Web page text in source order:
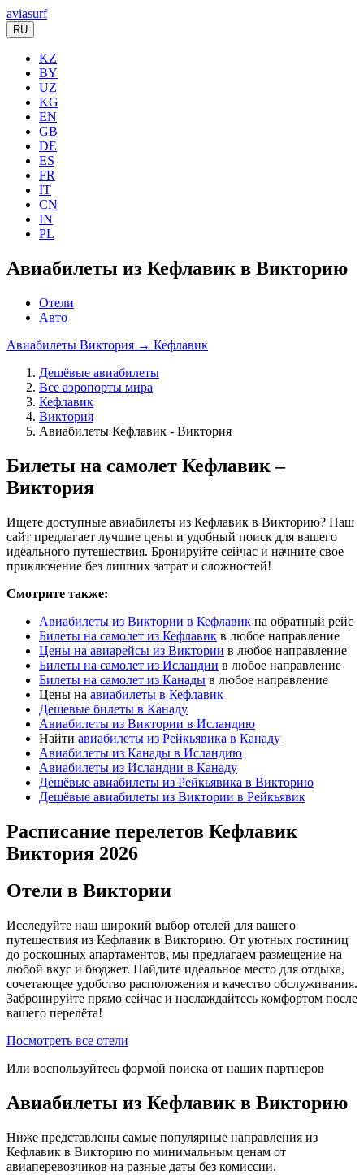
aviasurf
RU
KZ
BY
UZ
KG
EN
GB
DE
ES
FR
IT
CN
IN
PL
Авиабилеты из Кефлавик в Викторию
Отели
Авто
Авиабилеты Виктория → Кефлавик
Дешёвые авиабилеты
Все аэропорты мира
Кефлавик
Виктория
Авиабилеты Кефлавик - Виктория
Билеты на самолет Кефлавик –
Виктория
Ищете доступные авиабилеты из Кефлавик в Викторию? Наш
сайт предлагает лучшие цены и удобный поиск для вашего
идеального путешествия. Бронируйте сейчас и начните свое
приключение без лишних затрат и сложностей!
Смотрите также:
Авиабилеты из Виктории в Кефлавик на обратный рейс
Билеты на самолет из Кефлавик в любое направление
Цены на авиарейсы из Виктории в любое направление
Билеты на самолет из Исландии в любое направление
Билеты на самолет из Канады в любое направление
Цены на авиабилеты в Кефлавик
Дешевые билеты в Канаду
Авиабилеты из Виктории в Исландию
Найти авиабилеты из Рейкьявика в Канаду
Авиабилеты из Канады в Исландию
Авиабилеты из Исландии в Канаду
Дешёвые авиабилеты из Рейкьявика в Викторию
Дешёвые авиабилеты из Виктории в Рейкьявик
Расписание перелетов Кефлавик
Виктория 2026
Отели в Виктории
Исследуйте наш широкий выбор отелей для вашего
путешествия из Кефлавик в Викторию. От уютных гостиниц
до роскошных апартаментов, мы предлагаем размещение на
любой вкус и бюджет. Найдите идеальное место для отдыха,
сочетающее удобство расположения и качество обслуживания.
Забронируйте прямо сейчас и наслаждайтесь комфортом после
вашего перелёта!
Посмотреть все отели
Или воспользуйтесь формой поиска от наших партнеров
Авиабилеты из Кефлавик в Викторию
Ниже представлены самые популярные направления из
Кефлавик в Викторию по минимальным ценам от
авиаперевозчиков на разные даты без комиссии.